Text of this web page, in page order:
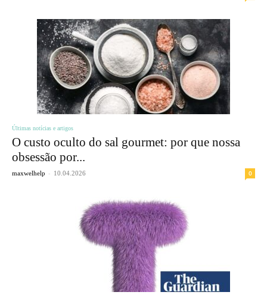
Últimas notícias e artigos
O custo oculto do sal gourmet: por que nossa
obsessão por...
maxwelhelp - 10.04.2026 0